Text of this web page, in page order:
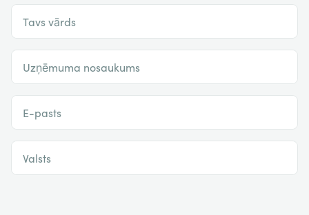
Tavs vārds
Uzņēmuma nosaukums
E-pasts
Valsts